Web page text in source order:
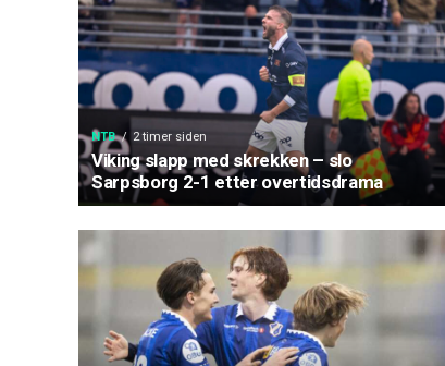
NTB 2 timer siden
Viking slapp med skrekken – slo
Sarpsborg 2-1 etter overtidsdrama